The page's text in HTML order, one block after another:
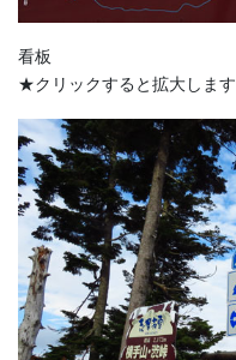
看板
★クリックすると拡大します